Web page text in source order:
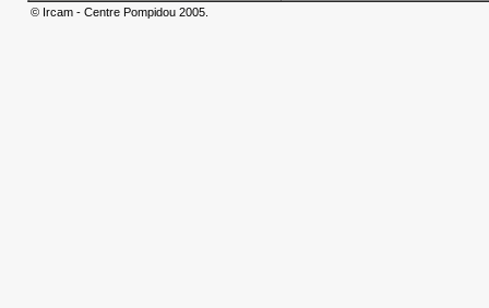
© Ircam - Centre Pompidou 2005.